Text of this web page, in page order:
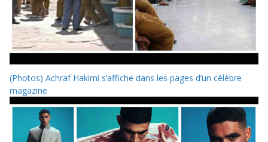
(Photos) Achraf Hakimi s’affiche dans les pages d’un célèbre
magazine